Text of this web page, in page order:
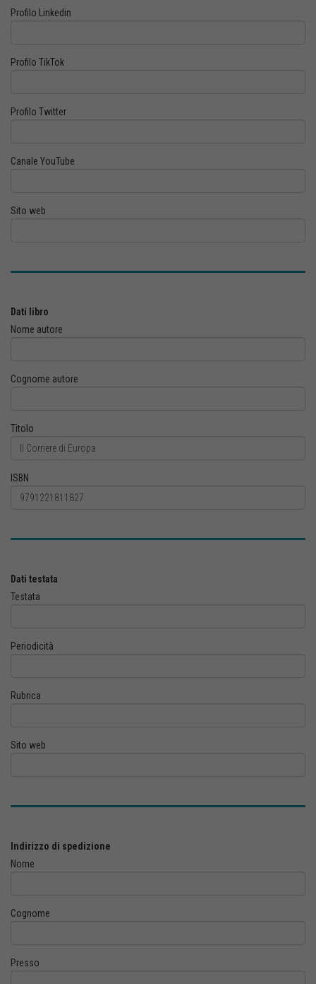
Profilo Linkedin
Profilo TikTok
Profilo Twitter
Canale YouTube
Sito web
Dati libro
Nome autore
Cognome autore
Titolo
ISBN
Dati testata
Testata
Periodicità
Rubrica
Sito web
Indirizzo di spedizione
Nome
Cognome
Presso